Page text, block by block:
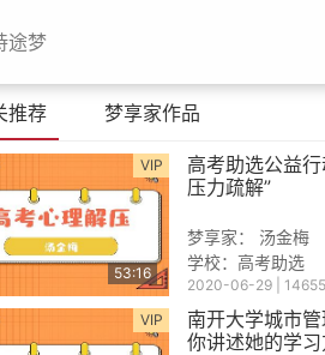
途梦(current)
推荐 梦享家作品
VIP
53:16
高考助选公益
压力疏解”
梦享家： 汤金梅
学校：高考助选
2020-06-29 |
VIP
南开大学城市
你讲述她的学